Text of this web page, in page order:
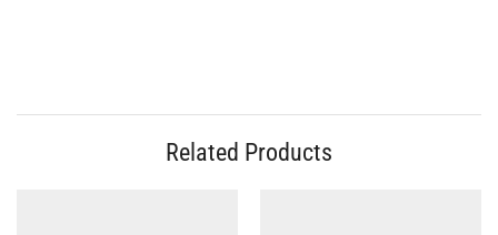
Related Products